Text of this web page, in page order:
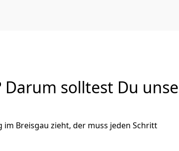
Darum solltest Du
Breisgau zieht, der muss jeden Schritt